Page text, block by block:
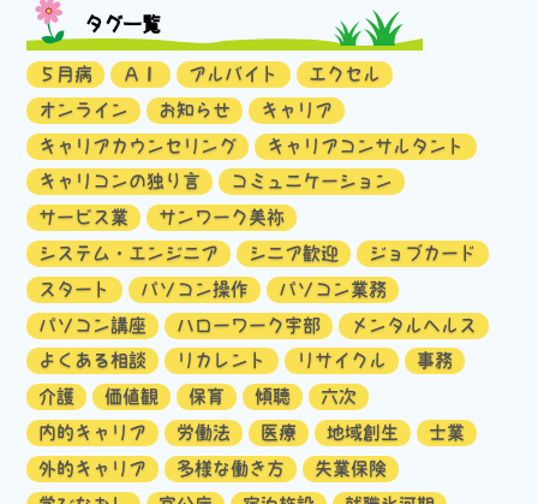
タグ一覧
５月病 ＡＩ アルバイト
エクセル
オンライン
お知らせ
キャリア
キャリアカウンセリング
キャリアコンサルタント
キャリコンの独り言
コミュニケーション
サービス業
サンワーク美祢
システム・エンジニア
シニア歓迎
ジョブカード
スタート
パソコン操作
パソコン業務
パソコン講座
ハローワーク宇部
メンタルヘルス
よくある相談
リカレント リサイクル
事務
介護
価値観 保育 傾聴
六次
内的キャリア
労働法 医療 地域創生
士業
外的キャリア
多様な働き方
失業保険